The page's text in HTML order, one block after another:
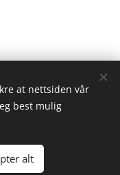
at nettsiden vår
best mulig
alt